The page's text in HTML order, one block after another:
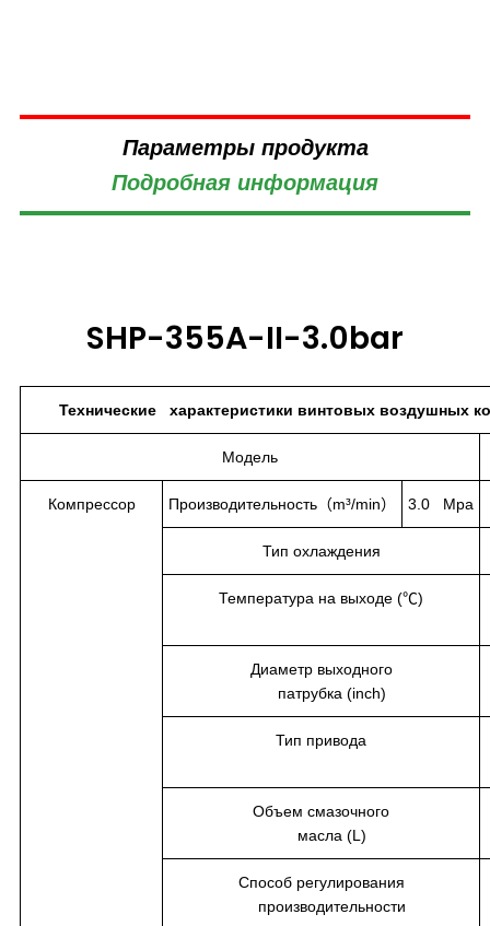
Параметры продукта
Подробная информация
SHP-355A-II-3.0bar
Технические характеристики винтовых воздушных
Модель
Компрессор Производительность（m³/min） 3.0 Mpa
Тип охлаждения
Температура на выходе (℃)
Диаметр выходного
патрубка (inch)
Тип привода
Объем смазочного
масла (L)
Способ регулирования
производительности